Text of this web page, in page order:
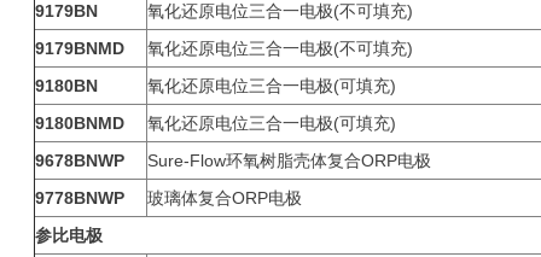
9179BN
氧化还原电位三合一电极(不可填充)
9179BNMD
氧化还原电位三合一电极(不可填充)
9180BN
氧化还原电位三合一电极(可填充)
9180BNMD
氧化还原电位三合一电极(可填充)
9678BNWP
Sure-Flow环氧树脂壳体复合ORP电极
9778BNWP
玻璃体复合ORP电极
参比电极